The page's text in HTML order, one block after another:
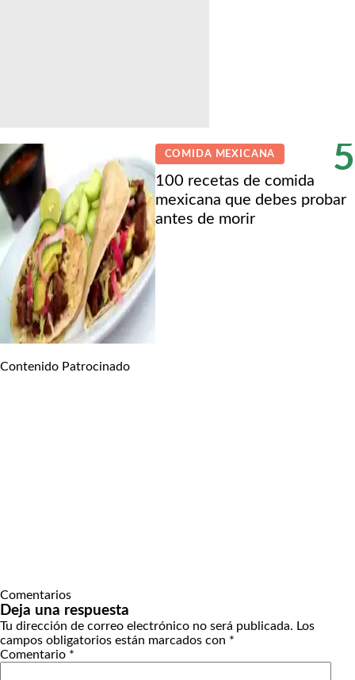
5
COMIDA MEXICANA
100 recetas de comida
mexicana que debes probar
antes de morir
Contenido Patrocinado
Comentarios
Deja una respuesta
Tu dirección de correo electrónico no será publicada. Los
campos obligatorios están marcados con *
Comentario *